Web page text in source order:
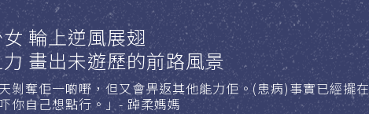
輪上逆風展翅
畫出未遊歷的前路風景
天剝奪佢一啲嘢，但又會畀返其他能力佢。(患病)事實已經擺在
你自己想點行。」- 踔柔媽媽